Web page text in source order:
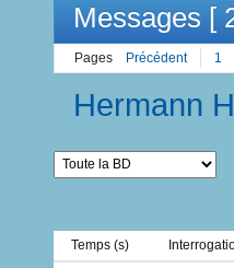
Messages [
Pages Précédent 1
Hermann
Temps (s)